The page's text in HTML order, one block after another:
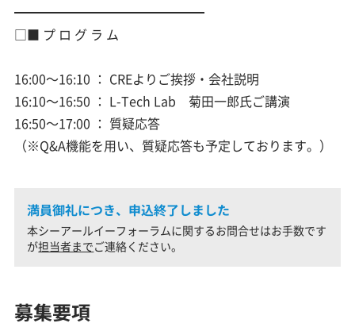
━━━━━━━━━━━━━━━
□■ プ ロ グ ラ ム
16:00～16:10 ： CREよりご挨拶・会社説明
16:10～16:50 ： L-Tech Lab 菊田一郎氏ご講演
16:50～17:00 ： 質疑応答
（※Q&A機能を用い、質疑応答も予定しております。）
満員御礼につき、申込終了しました
本シーアールイーフォーラムに関するお問合せはお手数です
が担当者までご連絡ください。
募集要項